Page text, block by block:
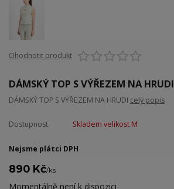
Ohodnotit produkt
DÁMSKÝ TOP S VÝŘEZEM NA HRUDI
DÁMSKÝ TOP S VÝŘEZEM NA HRUDI celý popis
Dostupnost Skladem velikost M
Nejsme plátci DPH
890 Kč/ks
Momentálně není k dispozici